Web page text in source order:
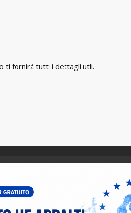
ti fornirà tutti i dettagli utli.